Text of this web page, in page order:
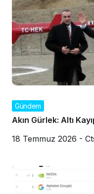
Gündem
Akın Gürlek: Altı
18 Temmuz 2026 -